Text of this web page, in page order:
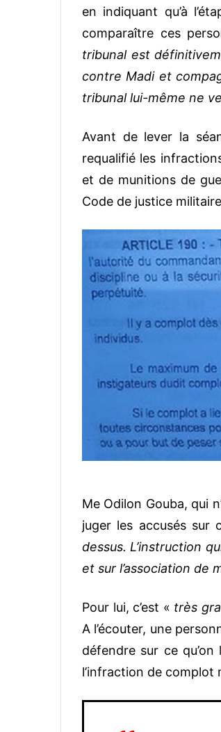
en indiquant qu’à
comparaître ces
tribunal est
contre Madi et
tribunal lui-même ne
Avant de lever la
requalifié les
et de munitions de
Code de justice
Me Odilon Gouba, qui
juger les accusés
dessus. L’instruction
et sur l’association de
Pour lui, c’est « très
A l’écouter, une
défendre sur ce
l’infraction de complot